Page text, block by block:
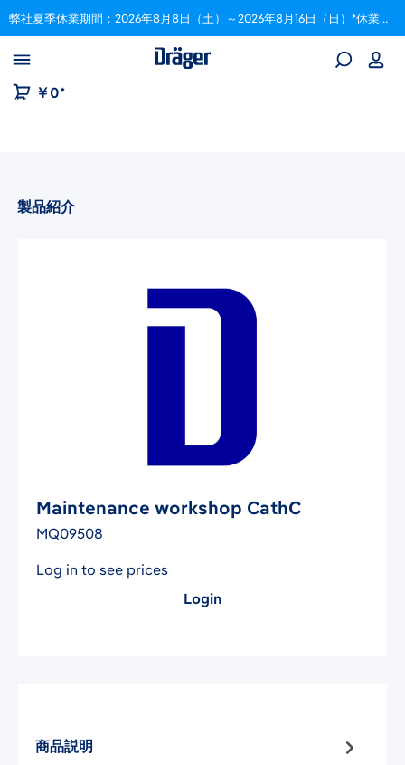
to B2B platform navigation 弊社夏季休業期間：2026年8月8日（土）～2026年8月16日（日）*休業期間中にいただいたご注文は、8月17日以降順次対応いたします。
￥0*
製品紹介
画像ギャラリーをスキップ
Maintenance workshop CathC
MQ09508
Log in to see prices
Login
商品説明